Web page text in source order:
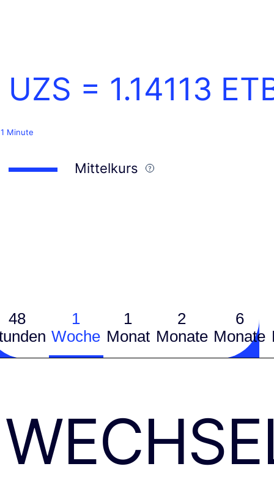
UZS = 1.14113
Minute
Mittelkurs
48
1
Woche
1
Monat
2
Monate
6
Monate